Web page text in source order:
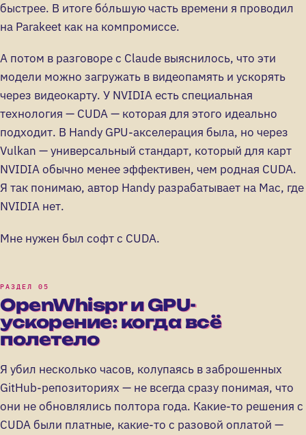
быстрее. В итоге бо́льшую часть времени я проводил
на Parakeet как на компромиссе.
А потом в разговоре с Claude выяснилось, что эти
модели можно загружать в видеопамять и ускорять
через видеокарту. У NVIDIA есть специальная
технология — CUDA — которая для этого идеально
подходит. В Handy GPU-акселерация была, но через
Vulkan — универсальный стандарт, который для карт
NVIDIA обычно менее эффективен, чем родная CUDA.
Я так понимаю, автор Handy разрабатывает на Mac, где
NVIDIA нет.
Мне нужен был софт с CUDA.
OpenWhispr и GPU-
ускорение: когда всё
полетело
Я убил несколько часов, колупаясь в заброшенных
GitHub-репозиториях — не всегда сразу понимая, что
они не обновлялись полтора года. Какие-то решения с
CUDA были платные, какие-то с разовой оплатой —